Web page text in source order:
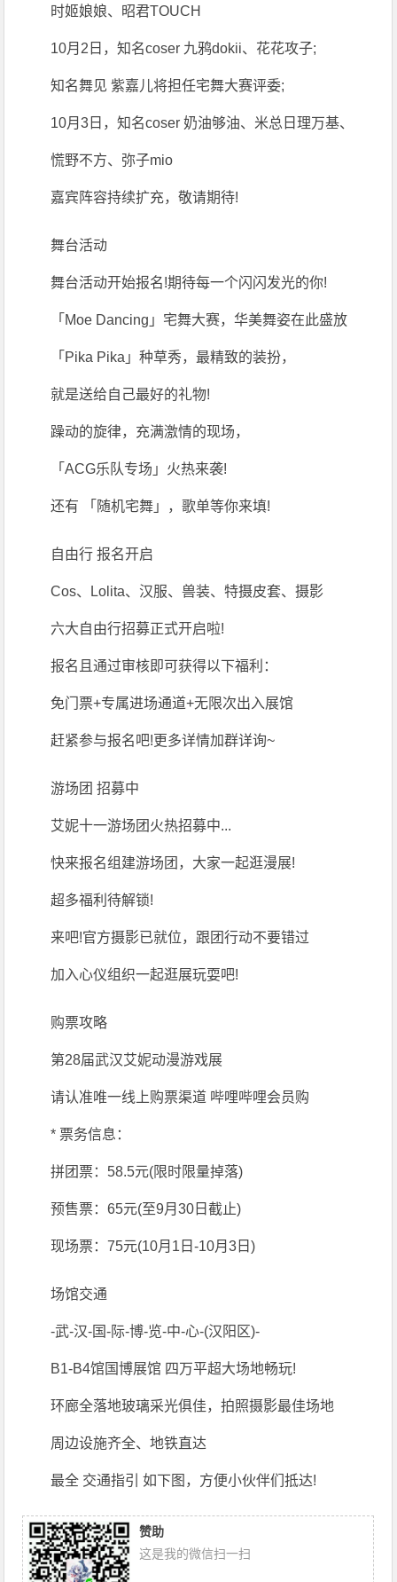
时姬娘娘、昭君TOUCH
10月2日，知名coser 九鸦dokii、花花攻子;
知名舞见 紫嘉儿将担任宅舞大赛评委;
10月3日，知名coser 奶油够油、米总日理万基、
慌野不方、弥子mio
嘉宾阵容持续扩充，敬请期待!
舞台活动
舞台活动开始报名!期待每一个闪闪发光的你!
「Moe Dancing」宅舞大赛，华美舞姿在此盛放
「Pika Pika」种草秀，最精致的装扮，
就是送给自己最好的礼物!
躁动的旋律，充满激情的现场，
「ACG乐队专场」火热来袭!
还有 「随机宅舞」，歌单等你来填!
自由行 报名开启
Cos、Lolita、汉服、兽装、特摄皮套、摄影
六大自由行招募正式开启啦!
报名且通过审核即可获得以下福利：
免门票+专属进场通道+无限次出入展馆
赶紧参与报名吧!更多详情加群详询~
游场团 招募中
艾妮十一游场团火热招募中...
快来报名组建游场团，大家一起逛漫展!
超多福利待解锁!
来吧!官方摄影已就位，跟团行动不要错过
加入心仪组织一起逛展玩耍吧!
购票攻略
第28届武汉艾妮动漫游戏展
请认准唯一线上购票渠道 哔哩哔哩会员购
* 票务信息：
拼团票：58.5元(限时限量掉落)
预售票：65元(至9月30日截止)
现场票：75元(10月1日-10月3日)
场馆交通
-武-汉-国-际-博-览-中-心-(汉阳区)-
B1-B4馆国博展馆 四万平超大场地畅玩!
环廊全落地玻璃采光俱佳，拍照摄影最佳场地
周边设施齐全、地铁直达
最全 交通指引 如下图，方便小伙伴们抵达!
赞助
这是我的微信扫一扫